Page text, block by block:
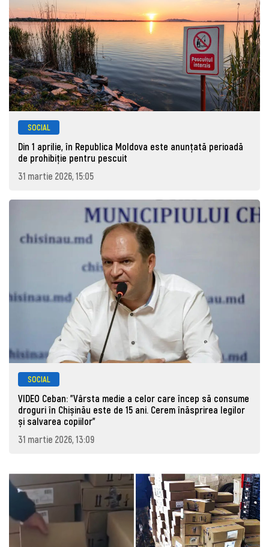
SOCIAL
Din 1 aprilie, în Republica Moldova este anunţată perioadă
de prohibiţie pentru pescuit
31 martie 2026, 15:05
SOCIAL
VIDEO Ceban: "Vârsta medie a celor care încep să consume
droguri în Chișinău este de 15 ani. Cerem înăsprirea legilor
și salvarea copiilor"
31 martie 2026, 13:09